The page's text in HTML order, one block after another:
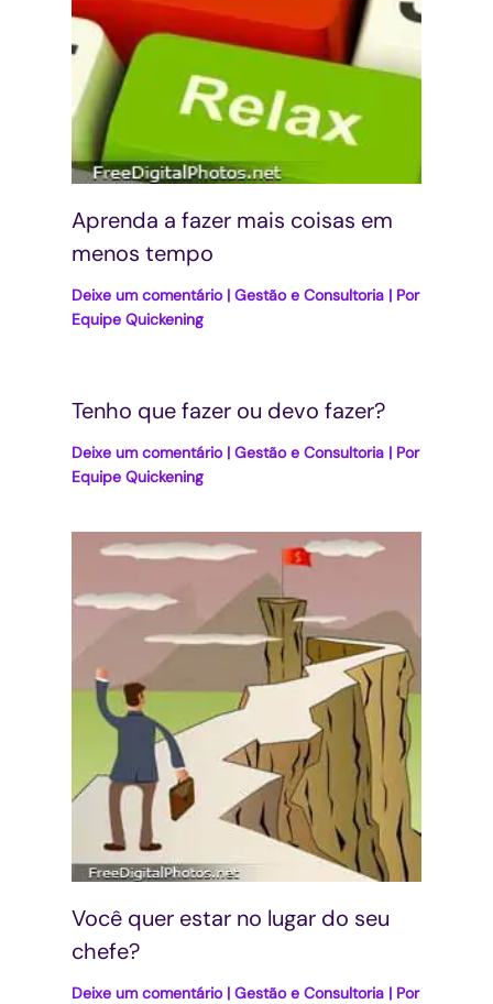
Aprenda a fazer mais coisas em
menos tempo
Deixe um comentário | Gestão e Consultoria | Por
Equipe Quickening
Tenho que fazer ou devo fazer?
Deixe um comentário | Gestão e Consultoria | Por
Equipe Quickening
Você quer estar no lugar do seu
chefe?
Deixe um comentário | Gestão e Consultoria | Por